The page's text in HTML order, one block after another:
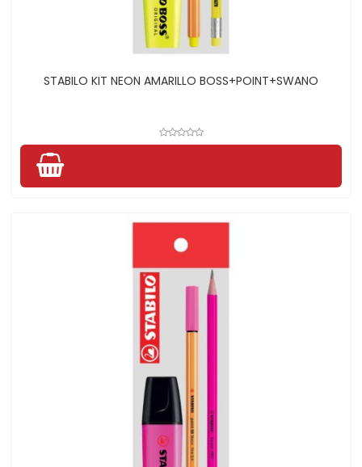
STABILO KIT NEON AMARILLO BOSS+POINT+SWANO